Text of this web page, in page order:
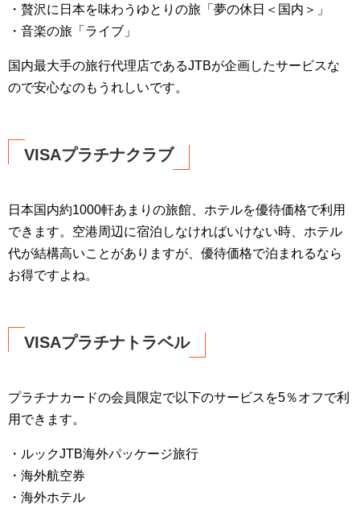
・贅沢に日本を味わうゆとりの旅「夢の休日＜国内＞」
・音楽の旅「ライブ」
国内最大手の旅行代理店であるJTBが企画したサービスな
ので安心なのもうれしいです。
VISAプラチナクラブ
日本国内約1000軒あまりの旅館、ホテルを優待価格で利用
できます。空港周辺に宿泊しなければいけない時、ホテル
代が結構高いことがありますが、優待価格で泊まれるなら
お得ですよね。
VISAプラチナトラベル
プラチナカードの会員限定で以下のサービスを5％オフで利
用できます。
・ルックJTB海外パッケージ旅行
・海外航空券
・海外ホテル